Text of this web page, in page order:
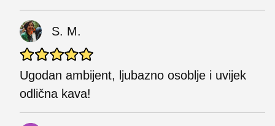
S. M.
Ugodan ambijent, ljubazno osoblje i uvijek
odlična kava!